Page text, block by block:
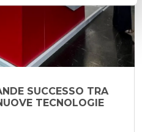
SUCCESSO TRA
TECNOLOGIE